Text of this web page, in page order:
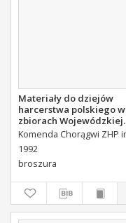
Materiały do dziejów
harcerstwa polskiego w
zbiorach Wojewódzkiej
Biblioteki Publicznej w
Kielcach
1992
broszura